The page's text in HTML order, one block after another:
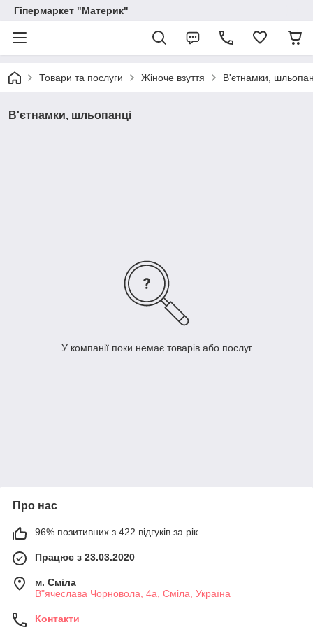
Гіпермаркет "Материк"
Товари та послуги Жіноче взуття В'єтнамки,
В'єтнамки, шльопанці
У компанії поки немає товарів або послуг
Про нас
96% позитивних з 422 відгуків за рік
Працює з 23.03.2020
м. Сміла
В"ячеслава Чорновола, 4а, Сміла, Україна
Контакти